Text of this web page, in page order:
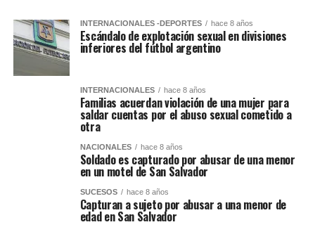
INTERNACIONALES -DEPORTES hace 8 años
Escándalo de explotación sexual en divisiones
inferiores del fútbol argentino
INTERNACIONALES hace 8 años
Familias acuerdan violación de una mujer para
saldar cuentas por el abuso sexual cometido a
otra
NACIONALES hace 8 años
Soldado es capturado por abusar de una menor
en un motel de San Salvador
SUCESOS hace 8 años
Capturan a sujeto por abusar a una menor de
edad en San Salvador